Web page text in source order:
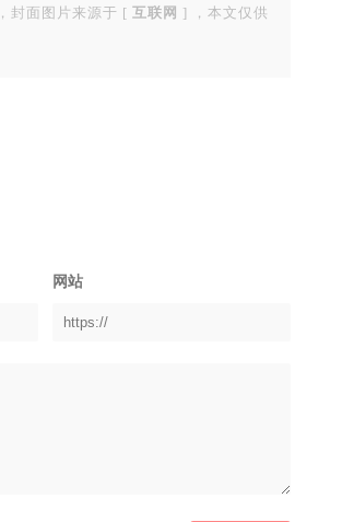
封面图片来源于 [ 互联网 ] ，本文仅供
网站